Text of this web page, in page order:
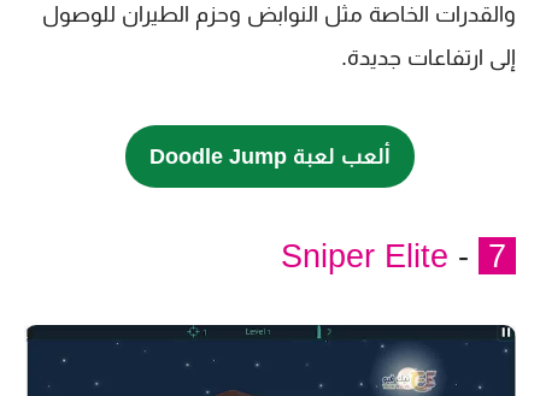
والقدرات الخاصة مثل النوابض وحزم الطيران للوصول
إلى ارتفاعات جديدة.
ألعب لعبة Doodle Jump
-
Sniper Elite